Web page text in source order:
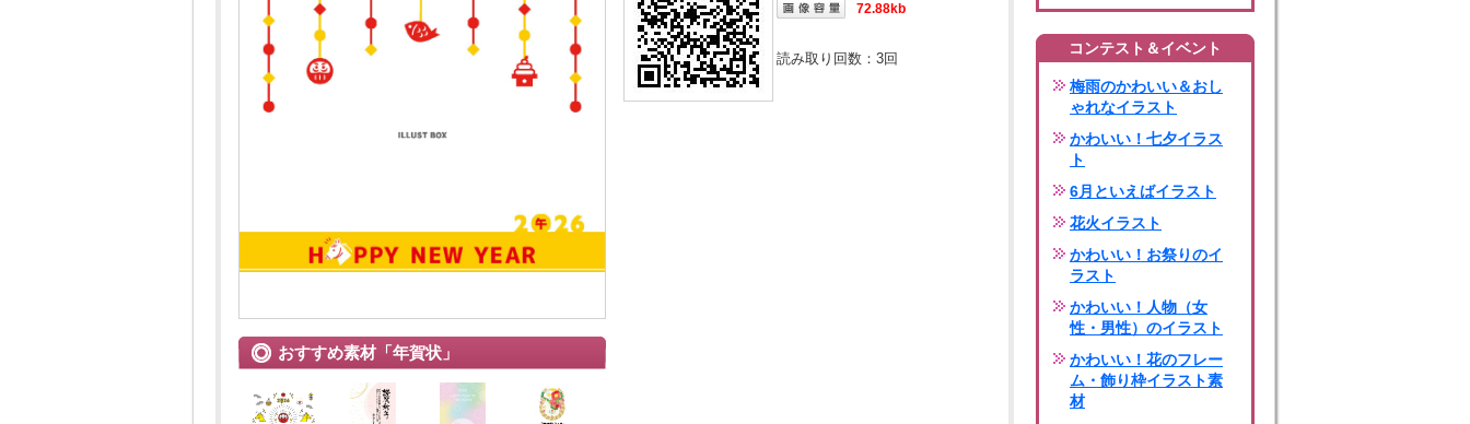
おすすめ素材「年賀状」
72.88kb
読み取り回数： 3回
コンテスト＆イベント
梅雨のかわいい＆おし
ゃれなイラスト
かわいい！七夕イラス
ト
6月といえばイラスト
花火イラスト
かわいい！お祭りのイ
ラスト
かわいい！人物（女
性・男性）のイラスト
かわいい！花のフレー
ム・飾り枠イラスト素
材